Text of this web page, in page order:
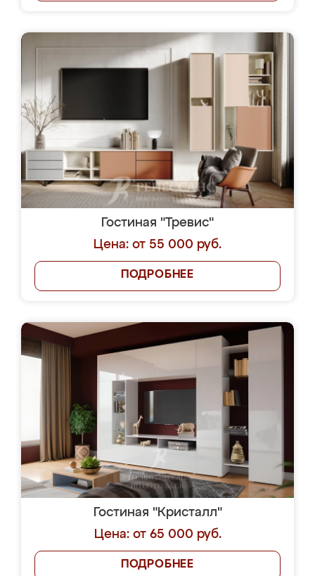
Гостиная "Тревис"
Цена: от 55 000 руб.
ПОДРОБНЕЕ
Гостиная "Кристалл"
Цена: от 65 000 руб.
ПОДРОБНЕЕ